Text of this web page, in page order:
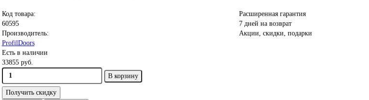
Код товара:
60595
Производитель:
ProfilDoors
Есть в наличии
33855 руб.
В корзину
Получить скидку
Расширенная гарантия
7 дней на возврат
Акции, скидки, подарки